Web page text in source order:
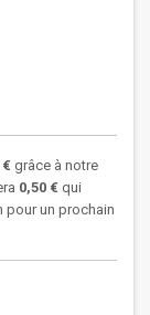
€ grâce à notre
0,50 € qui
pour un prochain